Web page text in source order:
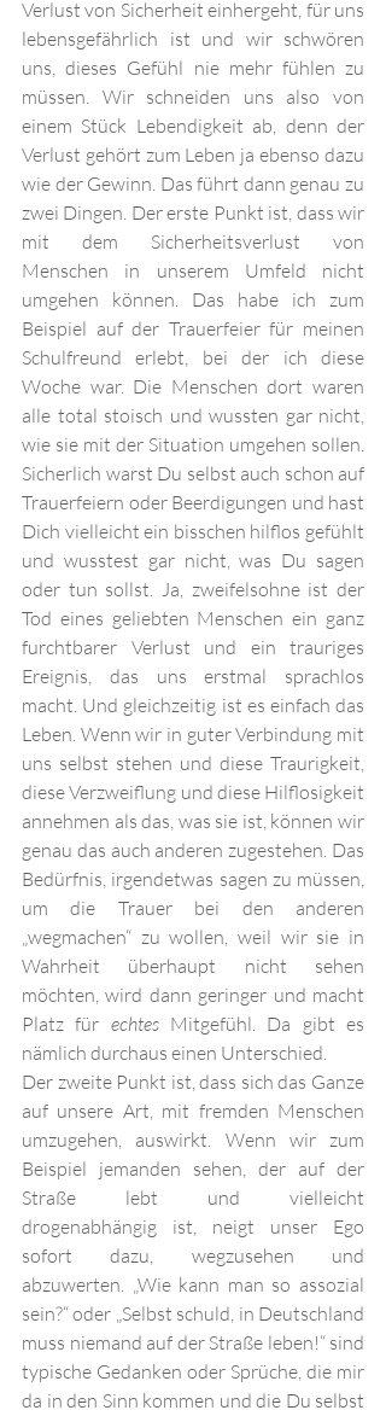
Verlust von Sicherheit einhergeht, für uns
lebensgefährlich ist und wir schwören
uns, dieses Gefühl nie mehr fühlen zu
müssen. Wir schneiden uns also von
einem Stück Lebendigkeit ab, denn der
Verlust gehört zum Leben ja ebenso dazu
wie der Gewinn. Das führt dann genau zu
zwei Dingen. Der erste Punkt ist, dass wir
mit dem Sicherheitsverlust von
Menschen in unserem Umfeld nicht
umgehen können. Das habe ich zum
Beispiel auf der Trauerfeier für meinen
Schulfreund erlebt, bei der ich diese
Woche war. Die Menschen dort waren
alle total stoisch und wussten gar nicht,
wie sie mit der Situation umgehen sollen.
Sicherlich warst Du selbst auch schon auf
Trauerfeiern oder Beerdigungen und hast
Dich vielleicht ein bisschen hilflos gefühlt
und wusstest gar nicht, was Du sagen
oder tun sollst. Ja, zweifelsohne ist der
Tod eines geliebten Menschen ein ganz
furchtbarer Verlust und ein trauriges
Ereignis, das uns erstmal sprachlos
macht. Und gleichzeitig ist es einfach das
Leben. Wenn wir in guter Verbindung mit
uns selbst stehen und diese Traurigkeit,
diese Verzweiflung und diese Hilflosigkeit
annehmen als das, was sie ist, können wir
genau das auch anderen zugestehen. Das
Bedürfnis, irgendetwas sagen zu müssen,
um die Trauer bei den anderen
„wegmachen“ zu wollen, weil wir sie in
Wahrheit überhaupt nicht sehen
möchten, wird dann geringer und macht
Platz für echtes Mitgefühl. Da gibt es
nämlich durchaus einen Unterschied.
Der zweite Punkt ist, dass sich das Ganze
auf unsere Art, mit fremden Menschen
umzugehen, auswirkt. Wenn wir zum
Beispiel jemanden sehen, der auf der
Straße lebt und vielleicht
drogenabhängig ist, neigt unser Ego
sofort dazu, wegzusehen und
abzuwerten. „Wie kann man so assozial
sein?“ oder „Selbst schuld, in Deutschland
muss niemand auf der Straße leben!“ sind
typische Gedanken oder Sprüche, die mir
da in den Sinn kommen und die Du selbst